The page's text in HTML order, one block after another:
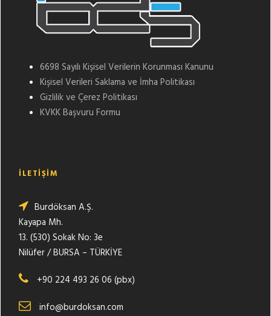
6698 Sayılı Kişisel Verilerin Korunması Kanunu
Kişisel Verileri Saklama ve İmha Politikası
Gizlilik ve Çerez Politikası
KVKK Başvuru Formu
İLETİŞİM
Burdöksan A.Ş.
Kayapa Mh.
13. (530) Sokak No: 3e
Nilüfer / BURSA – TÜRKİYE
+90 224 493 26 06 (pbx)
info@burdoksan.com